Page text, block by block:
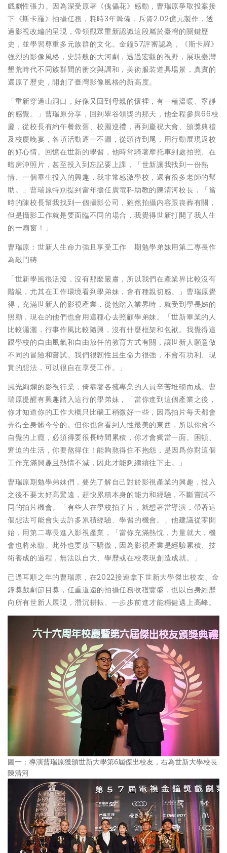
戲劇性張力。因為深受原著《傀儡花》感動，曹瑞原爭取投案接
下《斯卡羅》拍攝任務，耗時3年籌備，斥資2.02億元製作，透
過影視改編的呈現，帶領觀眾重新認識這段屬於臺灣的關鍵歷
史，並學習尊重多元族群的文化。金鐘57評審認為，《斯卡羅》
強烈的影像風格，史詩般的大河劇，透過宏觀的視野，展現臺灣
墾荒時代不同族群間的衝突與調和，美術服裝道具場景，真實的
還原了歷史，開創了臺灣影像風格的新高度。
「重新穿過山洞口，好像又回到母親的懷裡，有一種溫暖、寧靜
的感覺。」曹瑞原分享，回到翠谷領獎的那天，他全程參與66校
慶，從校長有約午餐敘舊、校園巡禮，再到慶祝大會、頒獎典禮
及校慶晚宴，各項活動逐一不漏，從頭待到尾，用行動展現返校
的好心情。回憶在世新的學習，他時常騎著摩托車到處拍照、在
暗房沖照片，甚至投入到忘記要上課，「世新讓我找到一份熱
情、一個畢生投入的興趣，我非常感激學校，還有很多老師的幫
助。」曹瑞原特別提到當年擔任廣電科助教的陳清河校長，「當
時的陳校長幫我找到一個攝影公司，雖然拍攝内容跟喪葬有關，
但是攝影工作就是要面臨不同的場合，我覺得世新打開了我人生
的一扇窗！」
曹瑞原：世新人生命力強且享受工作 期勉學弟妹用第二專長作
為敲門磚
「世新學風很活潑，沒有那麼嚴肅，所以我們在產業界比較沒有
階級，尤其在工作環境看到學弟妹，會有種親切感。」曹瑞原覺
得，充滿世新人的影視產業，從他踏入業界時，就受到學長姊的
照顧，現在的他們也會用這種心去照顧學弟妹。「世新畢業的人
比較瀟灑，行事作風比較隨興，沒有什麼框架和包袱。我覺得這
跟學校的自由風氣和自由放任的教育方式有關，讓世新人願意做
不同的冒險和嘗試。我們很韌性且生命力很強，不會有功利、現
實的想法，可以很自在享受工作。」
風光絢爛的影視行業，倚靠著各擁專業的人員辛苦堆砌而成。曹
瑞原提醒有興趣踏入這行的學弟妹，「當你進到這個產業之後，
你才知道你的工作大概只比礦工稍微好一些，因爲拍片每天都會
弄得全身髒今兮的。但你也會看到人性最美的東西，所以你會不
自覺的上癮，必須得要很長時間累積，你才會獨當一面。困頓、
窘迫的生活，你要熬得住！能夠熬得住不抱怨，是因爲你對這個
工作充滿興趣且熱情不減，因此才能夠繼續往下走。」
曹瑞原期勉學弟妹們，要先了解自己對於影視產業的興趣，投入
之後不要太好高驚遠，趕快累積本身的能力和經驗，不斷嘗試不
同的拍片機會。「有些人在學校拍了片，就想著當導演，帶著這
個想法可能會失去許多累積經驗、學習的機會。」他建議從零開
始，用第二專長進入影視產業，「當你充滿熱忱，力量就大，機
會也將來臨。此外也要放下驕傲，因為影視產業是經驗累積、技
術養成的過程，無法以自大、學歷或在校表現創造成就。」
已過耳順之年的曹瑞原，在2022接連拿下世新大學傑出校友、金
鐘獎戲劇節目獎，任重道遠的拍攝任務收穫豐盛，也以自身經歷
向所有世新人展現，潛沉耕耘、一步步前進才能穩健邁上高峰。
圖一：導演曹瑞原獲頒世新大學第6屆傑出校友，右為世新大學校長
陳清河